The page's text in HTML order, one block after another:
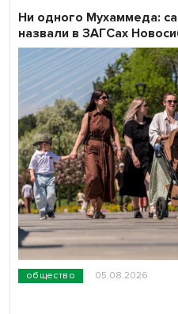
общество 05.08.2026
Ни одного Мухаммеда:
назвали в ЗАГСах